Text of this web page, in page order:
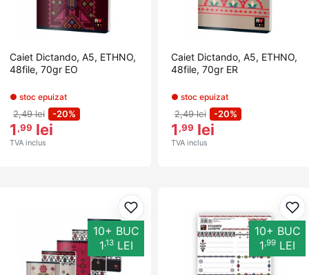
Caiet Dictando, A5, ETHNO,
48file, 70gr EO
● stoc epuizat
2,49 lei -20%
1,99 lei
TVA inclus
Caiet Dictando, A5, ETHNO,
48file, 70gr ER
● stoc epuizat
2,49 lei -20%
1,99 lei
TVA inclus
Adaugă la favorite
10+ BUC
1,13LEI
10+ BUC
1,99 LEI